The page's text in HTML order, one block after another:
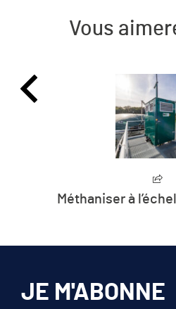
Vous
l’échelle de la ferme